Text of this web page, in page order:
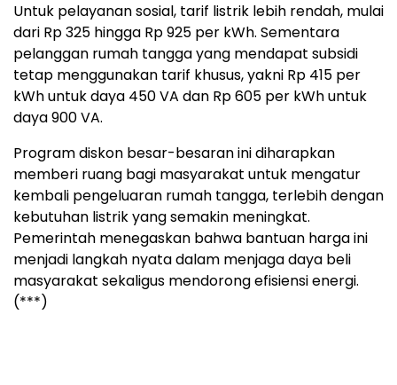
Untuk pelayanan sosial, tarif listrik lebih rendah, mulai
dari Rp 325 hingga Rp 925 per kWh. Sementara
pelanggan rumah tangga yang mendapat subsidi
tetap menggunakan tarif khusus, yakni Rp 415 per
kWh untuk daya 450 VA dan Rp 605 per kWh untuk
daya 900 VA.
Program diskon besar-besaran ini diharapkan
memberi ruang bagi masyarakat untuk mengatur
kembali pengeluaran rumah tangga, terlebih dengan
kebutuhan listrik yang semakin meningkat.
Pemerintah menegaskan bahwa bantuan harga ini
menjadi langkah nyata dalam menjaga daya beli
masyarakat sekaligus mendorong efisiensi energi.
(***)